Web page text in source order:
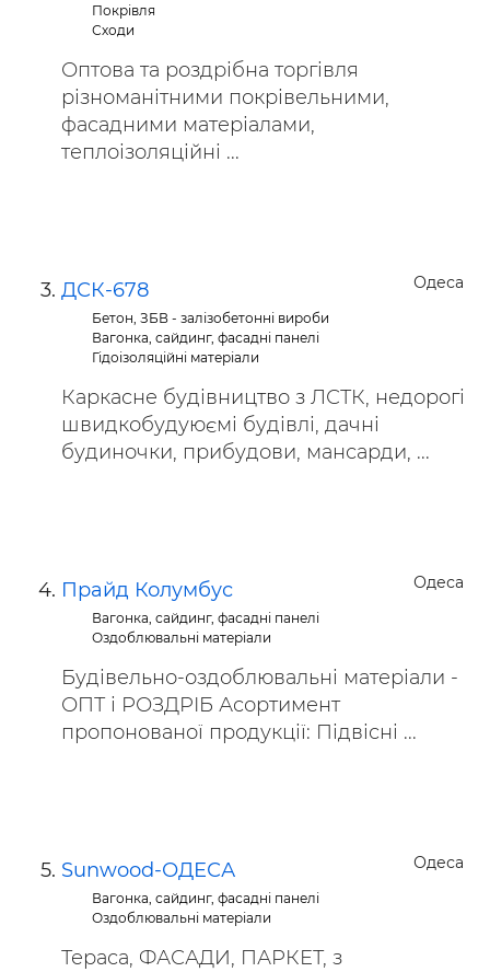
Покрівля
Сходи
Оптова та роздрібна торгівля
різноманітними покрівельними,
фасадними матеріалами,
теплоізоляційні ...
Одеса
ДСК-678
Бетон, ЗБВ - залізобетонні вироби
Вагонка, сайдинг, фасадні панелі
Гідоізоляційні матеріали
Каркасне будівництво з ЛСТК, недорогі
швидкобудуюємі будівлі, дачні
будиночки, прибудови, мансарди, ...
Одеса
Прайд Колумбус
Вагонка, сайдинг, фасадні панелі
Оздоблювальні матеріали
Будівельно-оздоблювальні матеріали -
ОПТ і РОЗДРІБ Асортимент
пропонованої продукції: Підвісні ...
Одеса
Sunwood-ОДЕСА
Вагонка, сайдинг, фасадні панелі
Оздоблювальні матеріали
Тераса, ФАСАДИ, ПАРКЕТ, з